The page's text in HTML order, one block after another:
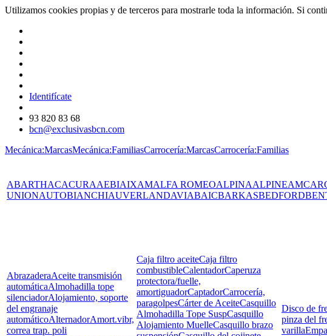
Utilizamos cookies propias y de terceros para mostrarle toda la información. Si
Identifícate
93 820 83 68
bcn@exclusivasbcn.com
Mecánica:MarcasMecánica:FamiliasCarrocería:MarcasCarrocería:Familias
ABARTHACACURAAEBIAIXAMALFA ROMEOALPINAALPINEAMC
UNIONAUTOBIANCHIAUVERLANDAVIABAICBARKASBEDFORD
AbrazaderaAceite transmisión
automáticaAlmohadilla tope
silenciadorAlojamiento, soporte
del engranaje
automáticoAlternadorAmort.vibr,
correa trap. poli
Caja filtro aceiteCaja filtro
combustibleCalentadorCaperuza
protectora/fuelle,
amortiguadorCaptadorCarrocería,
paragolpesCárter de AceiteCasquillo
Almohadilla Tope SuspCasquillo
Alojamiento MuelleCasquillo brazo
Disco de
pinza del
varilla